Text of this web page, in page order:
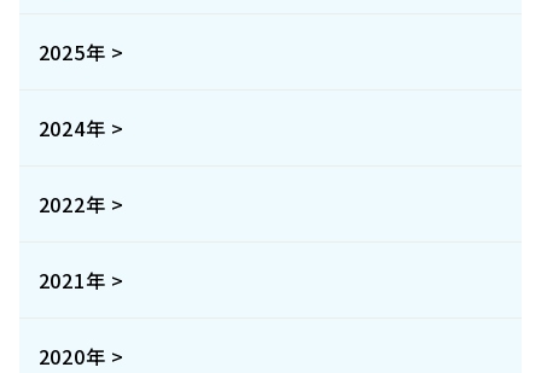
2025年 >
2024年 >
2022年 >
2021年 >
2020年 >